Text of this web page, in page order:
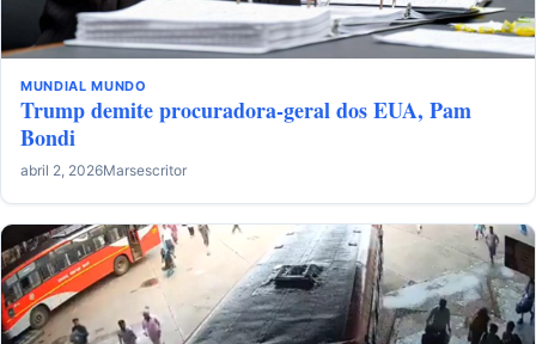
MUNDIAL MUNDO
Trump demite procuradora-geral dos EUA, Pam
Bondi
abril 2, 2026Marsescritor